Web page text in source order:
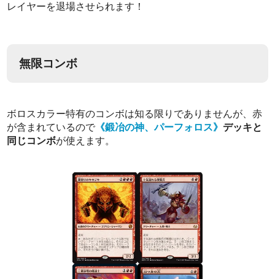
レイヤーを退場させられます！
無限コンボ
ボロスカラー特有のコンボは知る限りでありませんが、赤
が含まれているので 《鍛冶の神、パーフォロス》 デッキと
同じコンボが使えます。